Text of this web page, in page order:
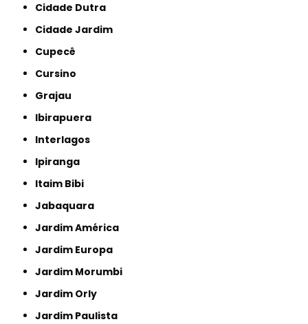
Cidade Dutra
Cidade Jardim
Cupecê
Cursino
Grajau
Ibirapuera
Interlagos
Ipiranga
Itaim Bibi
Jabaquara
Jardim América
Jardim Europa
Jardim Morumbi
Jardim Orly
Jardim Paulista